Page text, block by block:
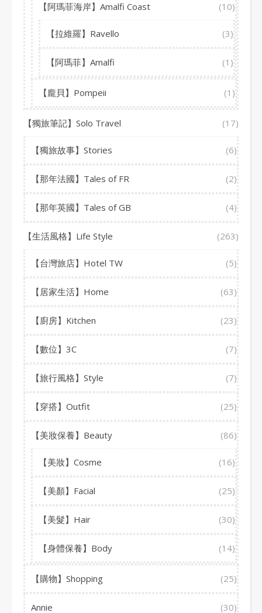
【阿瑪菲海岸】Amalfi Coast (10)
【拉維羅】Ravello (3)
【阿瑪菲】Amalfi (1)
【龐貝】Pompeii (1)
【獨旅筆記】Solo Travel (17)
【獨旅故事】Stories (6)
【那年法國】Tales of FR (2)
【那年英國】Tales of GB (4)
【生活風格】Life Style (263)
【台灣旅店】Hotel TW (5)
【居家生活】Home (63)
【廚房】Kitchen (23)
【數位】3C (7)
【旅行風格】Style (7)
【穿搭】Outfit (25)
【美妝保養】Beauty (86)
【美妝】Cosme (16)
【美顏】Facial (25)
【美髮】Hair (30)
【身體保養】Body (14)
【購物】Shopping (25)
Annie (30)